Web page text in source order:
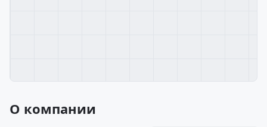
О компании